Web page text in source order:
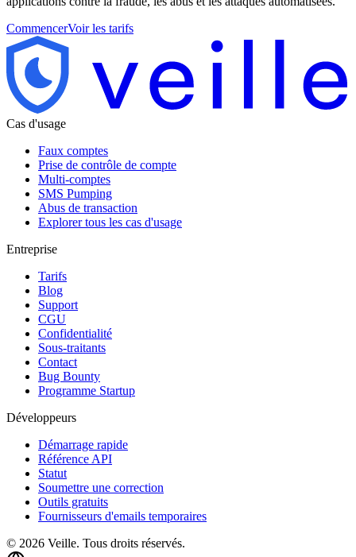
CommencerVoir les tarifs
Cas d'usage
Faux comptes
Prise de contrôle de compte
Multi-comptes
SMS Pumping
Abus de transaction
Explorer tous les cas d'usage
Entreprise
Tarifs
Blog
Support
CGU
Confidentialité
Sous-traitants
Contact
Bug Bounty
Programme Startup
Développeurs
Démarrage rapide
Référence API
Statut
Soumettre une correction
Outils gratuits
Fournisseurs d'emails temporaires
© 2026 Veille. Tous droits réservés.